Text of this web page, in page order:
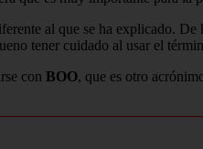
al que se ha explicado. De
tener cuidado al usar el
con BOO, que es otro